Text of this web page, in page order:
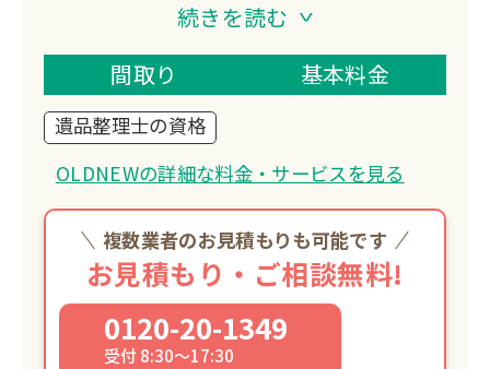
レコードやCD、楽器など音楽関係の品
を高価買取中。
買取額を回収費用からキャッシュバック
するため他社より安価な片付けが可能。
遺品整理士が丁寧に対応します。
続きを読む
間取り
基本料金
遺品整理士の資格
OLDNEWの詳細な料金・サービスを見る
複数業者のお見積もりも可能です
お見積もり・ご相談無料!
0120-20-1349
受付 8:30～17:30